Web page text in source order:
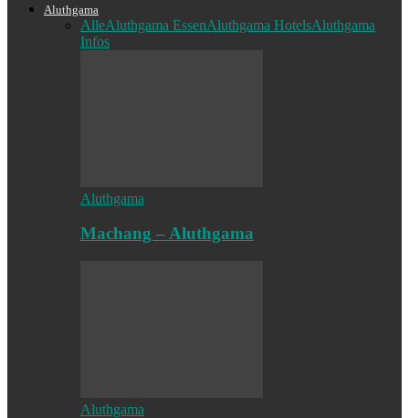
Aluthgama
AlleAluthgama EssenAluthgama HotelsAluthgama
Infos
Aluthgama
Machang – Aluthgama
Aluthgama